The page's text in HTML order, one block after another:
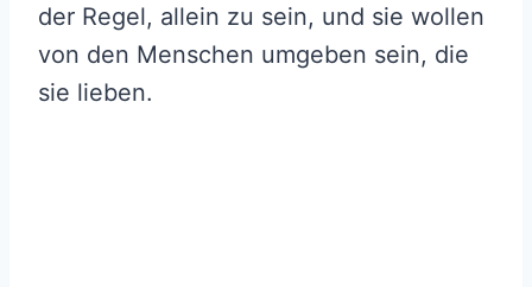
der Regel, allein zu sein, und sie wollen
von den Menschen umgeben sein, die
sie lieben.